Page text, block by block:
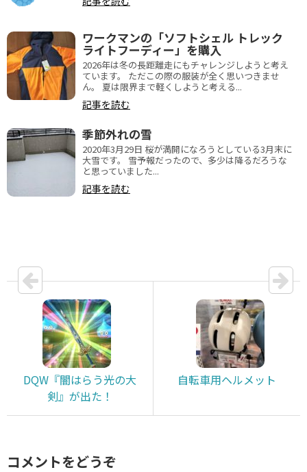
ワークマンの「ソフトシェル トレック
ライトフーディー」を購入
2026年は冬の長距離走にもチャレンジしようと考え
ています。 ただこの際の服装が全く思いつきませ
ん。 夏は限界まで軽くしようと考える...
記事を読む
季節外れの雪
2020年3月29日 桜が満開になろうとしている3月末に
大雪です。 雪予報だったので、多少は降るだろうな
と思っていました...
記事を読む
DQW『闇はらう光の大
剣』が出た！
自転車用ヘルメット
コメントをどうぞ